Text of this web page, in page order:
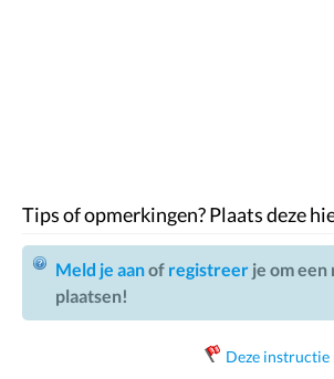
Tips of opmerkingen? Plaats deze
Meld je aanof registreer je om
plaatsen!
Deze instructie